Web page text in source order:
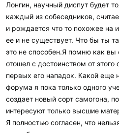
и
л
и
Лонгин, научный диспут будет
каждый из собеседников,
и рождается что то похожее на
ее и не существует. Что бы ты
это не способен.Я помню как
отошел с достоинством от этого
первых его нападок. Какой еще
форума я пока только одного
создает новый сорт самогона,
интересуют только высшие
Я полностью согласен, что